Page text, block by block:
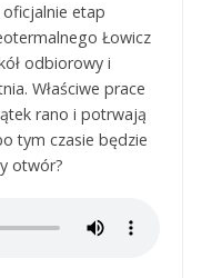
oficjalnie etap
Łowicz
odbiorowy i
Właściwe prace
rano i potrwają
tym czasie będzie
otwór?